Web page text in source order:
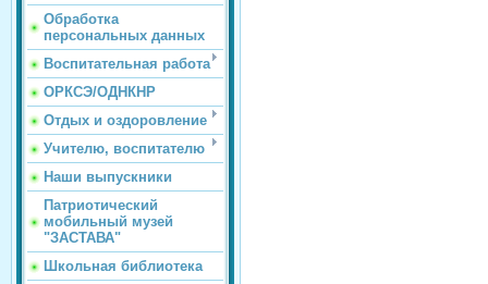
Обработка
персональных данных
Воспитательная работа
ОРКСЭ/ОДНКНР
Отдых и оздоровление
Учителю, воспитателю
Наши выпускники
Патриотический
мобильный музей
"ЗАСТАВА"
Школьная библиотека